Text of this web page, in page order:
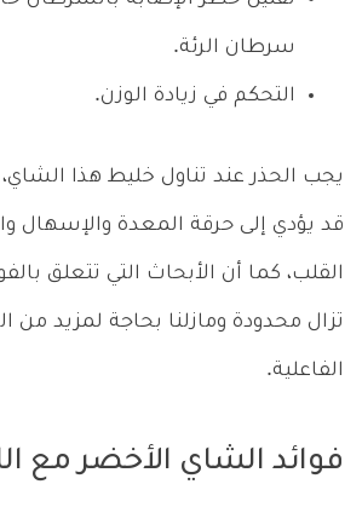
سرطان الرئة.
التحكم في زيادة الوزن.
يجب الحذر عند تناول خليط هذا الشاي،
قد يؤدي إلى حرقة المعدة
القلب، كما أن الأبحاث التي تتعلق
تزال محدودة ومازلنا بحاجة لمزيد من
الفاعلية.
فوائد الشاي الأخضر مع